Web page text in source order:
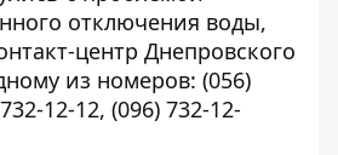
отключения воды,
центр Днепровского
из номеров: (056)
12-12, (096) 732-12-